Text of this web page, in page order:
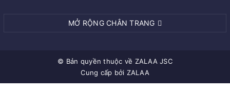
MỞ RỘNG CHÂN TRANG
© Bản quyền thuộc về ZALAA JSC
Cung cấp bởi ZALAA